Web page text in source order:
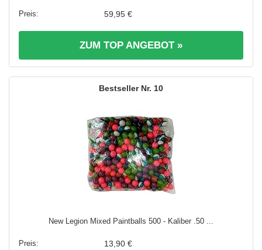
59,95 €
ZUM TOP ANGEBOT »
10
New Legion Mixed Paintballs 500 - Kaliber .50 ...
13,90 €